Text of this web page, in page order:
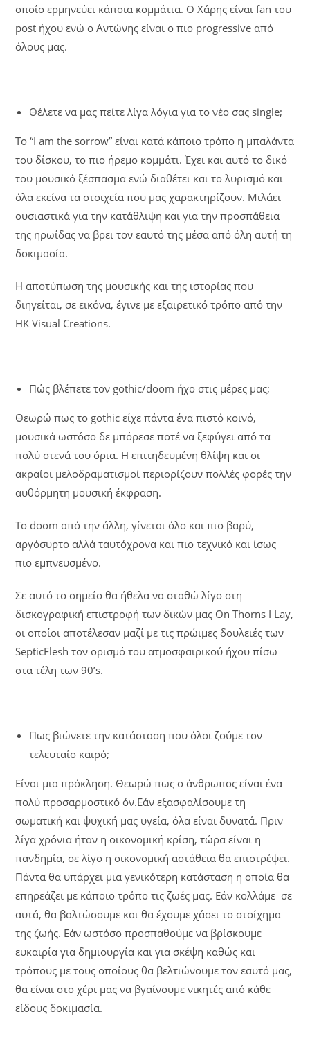
οποίο ερμηνεύει κάποια κομμάτια. Ο Χάρης είναι fan του
post ήχου ενώ ο Αντώνης είναι ο πιο progressive από
όλους μας.
Θέλετε να μας πείτε λίγα λόγια για το νέο σας single;
Το “I am the sorrow” είναι κατά κάποιο τρόπο η μπαλάντα
του δίσκου, το πιο ήρεμο κομμάτι. Έχει και αυτό το δικό
του μουσικό ξέσπασμα ενώ διαθέτει και το λυρισμό και
όλα εκείνα τα στοιχεία που μας χαρακτηρίζουν. Μιλάει
ουσιαστικά για την κατάθλιψη και για την προσπάθεια
της ηρωίδας να βρει τον εαυτό της μέσα από όλη αυτή τη
δοκιμασία.
Η αποτύπωση της μουσικής και της ιστορίας που
διηγείται, σε εικόνα, έγινε με εξαιρετικό τρόπο από την
HK Visual Creations.
Πώς βλέπετε τον gothic/doom ήχο στις μέρες μας;
Θεωρώ πως το gothic είχε πάντα ένα πιστό κοινό,
μουσικά ωστόσο δε μπόρεσε ποτέ να ξεφύγει από τα
πολύ στενά του όρια. Η επιτηδευμένη θλίψη και οι
ακραίοι μελοδραματισμοί περιορίζουν πολλές φορές την
αυθόρμητη μουσική έκφραση.
Το doom από την άλλη, γίνεται όλο και πιο βαρύ,
αργόσυρτο αλλά ταυτόχρονα και πιο τεχνικό και ίσως
πιο εμπνευσμένο.
Σε αυτό το σημείο θα ήθελα να σταθώ λίγο στη
δισκογραφική επιστροφή των δικών μας On Thorns I Lay,
οι οποίοι αποτέλεσαν μαζί με τις πρώιμες δουλειές των
SepticFlesh τον ορισμό του ατμοσφαιρικού ήχου πίσω
στα τέλη των 90’s.
Πως βιώνετε την κατάσταση που όλοι ζούμε τον
τελευταίο καιρό;
Είναι μια πρόκληση. Θεωρώ πως ο άνθρωπος είναι ένα
πολύ προσαρμοστικό όν.Εάν εξασφαλίσουμε τη
σωματική και ψυχική μας υγεία, όλα είναι δυνατά. Πριν
λίγα χρόνια ήταν η οικονομική κρίση, τώρα είναι η
πανδημία, σε λίγο η οικονομική αστάθεια θα επιστρέψει.
Πάντα θα υπάρχει μια γενικότερη κατάσταση η οποία θα
επηρεάζει με κάποιο τρόπο τις ζωές μας. Εάν κολλάμε σε
αυτά, θα βαλτώσουμε και θα έχουμε χάσει το στοίχημα
της ζωής. Εάν ωστόσο προσπαθούμε να βρίσκουμε
ευκαιρία για δημιουργία και για σκέψη καθώς και
τρόπους με τους οποίους θα βελτιώνουμε τον εαυτό μας,
θα είναι στο χέρι μας να βγαίνουμε νικητές από κάθε
είδους δοκιμασία.